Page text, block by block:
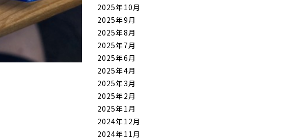
2025年10月
2025年9月
2025年8月
2025年7月
2025年6月
2025年4月
2025年3月
2025年2月
2025年1月
2024年12月
2024年11月